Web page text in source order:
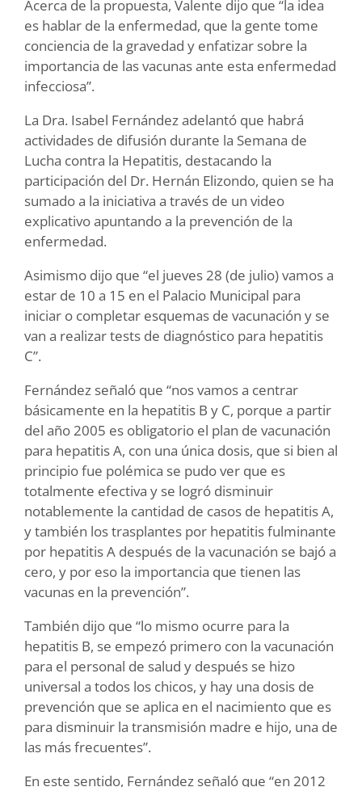
Acerca de la propuesta, Valente dijo que “la idea
es hablar de la enfermedad, que la gente tome
conciencia de la gravedad y enfatizar sobre la
importancia de las vacunas ante esta enfermedad
infecciosa”.
La Dra. Isabel Fernández adelantó que habrá
actividades de difusión durante la Semana de
Lucha contra la Hepatitis, destacando la
participación del Dr. Hernán Elizondo, quien se ha
sumado a la iniciativa a través de un video
explicativo apuntando a la prevención de la
enfermedad.
Asimismo dijo que “el jueves 28 (de julio) vamos a
estar de 10 a 15 en el Palacio Municipal para
iniciar o completar esquemas de vacunación y se
van a realizar tests de diagnóstico para hepatitis
C”.
Fernández señaló que “nos vamos a centrar
básicamente en la hepatitis B y C, porque a partir
del año 2005 es obligatorio el plan de vacunación
para hepatitis A, con una única dosis, que si bien al
principio fue polémica se pudo ver que es
totalmente efectiva y se logró disminuir
notablemente la cantidad de casos de hepatitis A,
y también los trasplantes por hepatitis fulminante
por hepatitis A después de la vacunación se bajó a
cero, y por eso la importancia que tienen las
vacunas en la prevención”.
También dijo que “lo mismo ocurre para la
hepatitis B, se empezó primero con la vacunación
para el personal de salud y después se hizo
universal a todos los chicos, y hay una dosis de
prevención que se aplica en el nacimiento que es
para disminuir la transmisión madre e hijo, una de
las más frecuentes”.
En este sentido, Fernández señaló que “en 2012